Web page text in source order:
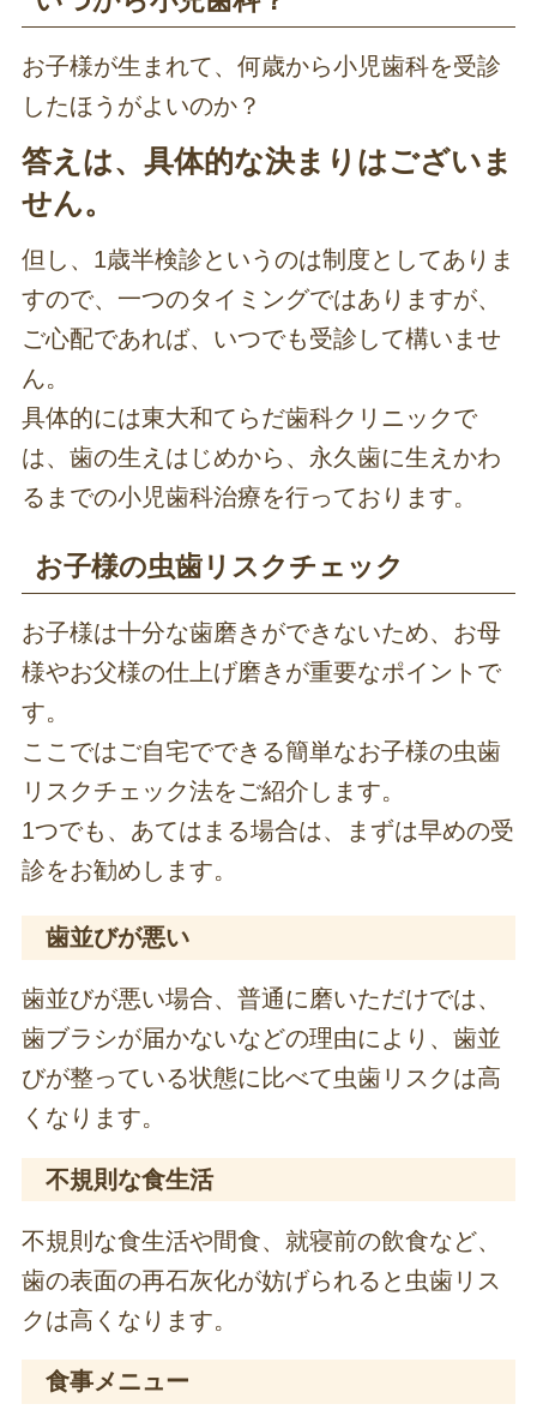
お子様が生まれて、何歳から小児歯科を受診
したほうがよいのか？
答えは、具体的な決まりはございま
せん。
但し、1歳半検診というのは制度としてありま
すので、一つのタイミングではありますが、
ご心配であれば、いつでも受診して構いませ
ん。
具体的には東大和てらだ歯科クリニックで
は、歯の生えはじめから、永久歯に生えかわ
るまでの小児歯科治療を行っております。
お子様の虫歯リスクチェック
お子様は十分な歯磨きができないため、お母
様やお父様の仕上げ磨きが重要なポイントで
す。
ここではご自宅でできる簡単なお子様の虫歯
リスクチェック法をご紹介します。
1つでも、あてはまる場合は、まずは早めの受
診をお勧めします。
歯並びが悪い
歯並びが悪い場合、普通に磨いただけでは、
歯ブラシが届かないなどの理由により、歯並
びが整っている状態に比べて虫歯リスクは高
くなります。
不規則な食生活
不規則な食生活や間食、就寝前の飲食など、
歯の表面の再石灰化が妨げられると虫歯リス
クは高くなります。
食事メニュー